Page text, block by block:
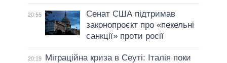
20:55
Сенат США підтримав
законопроєкт про «пекельні
санкції» проти росії
20:19
Міграційна криза в Сеуті: Італія поки